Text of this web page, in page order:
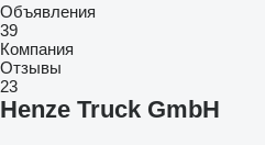
Объявления
39
Компания
Отзывы
23
Henze Truck GmbH